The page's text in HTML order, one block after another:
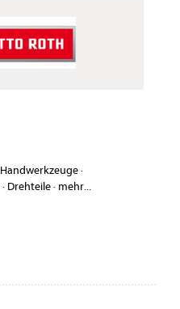
Handwerkzeuge·
· Drehteile· mehr...